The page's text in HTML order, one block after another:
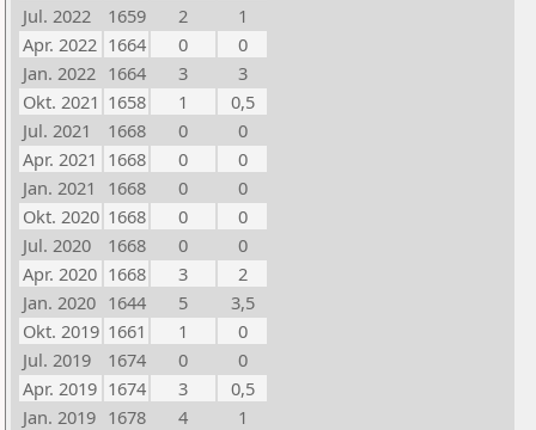
Jul. 2022
1659 2
1
Apr. 2022 1664 0
0
Jan. 2022 1664 3
3
Okt. 2021 1658 1
0,5
Jul. 2021
1668 0
0
Apr. 2021 1668 0
0
Jan. 2021
1668 0
0
Okt. 2020 1668 0
0
Jul. 2020
1668 0
0
Apr. 2020 1668 3
2
Jan. 2020 1644 5
3,5
Okt. 2019 1661 1
0
Jul. 2019
1674 0
0
Apr. 2019 1674 3
0,5
Jan. 2019 1678 4
1